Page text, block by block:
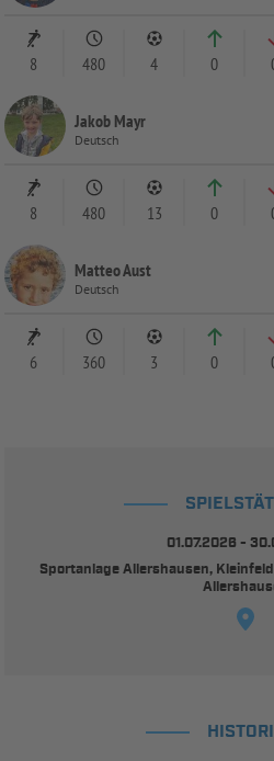
8 480 4 0
Jakob Mayr
Deutsch
8 480 13 0
Matteo Aust
Deutsch
6 360 3 0
01.07.2026 -
Sportanlage Allershausen,